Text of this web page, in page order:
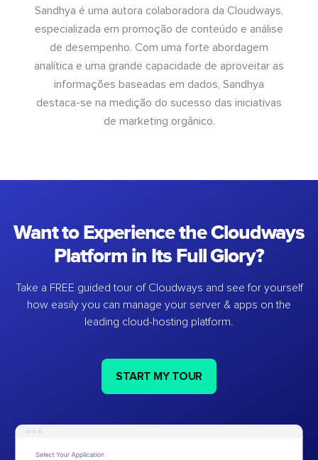
Sandhya é uma autora colaboradora da Cloudways,
especializada em promoção de conteúdo e análise
de desempenho. Com uma forte abordagem
analítica e uma grande capacidade de aproveitar as
informações baseadas em dados, Sandhya
destaca-se na medição do sucesso das iniciativas
de marketing orgânico.
Want to Experience the Cloudways
Platform in Its Full Glory?
Take a FREE guided tour of Cloudways and see for yourself
how easily you can manage your server & apps on the
leading cloud-hosting platform.
START MY TOUR